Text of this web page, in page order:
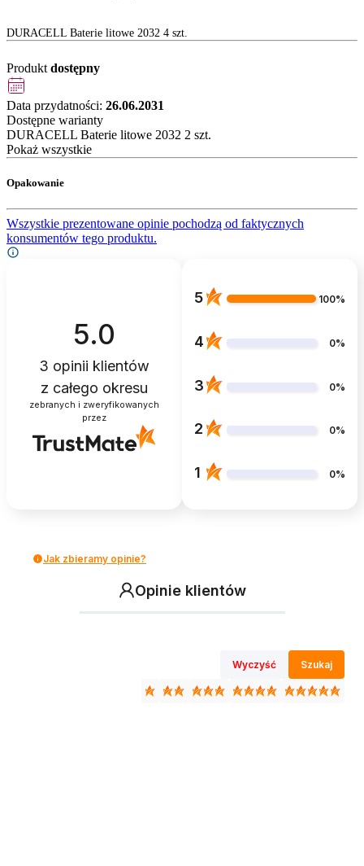
DURACELL Baterie litowe 2032 4 szt.
Produkt dostępny
Data przydatności: 26.06.2031
Dostępne warianty
DURACELL Baterie litowe 2032 2 szt.
Pokaż wszystkie
Opakowanie
Wszystkie prezentowane opinie pochodzą od faktycznych
konsumentów tego produktu.
5.0
3 opinii klientów
z całego okresu
zebranych i zweryfikowanych
przez
5 100%
4 0%
3 0%
2 0%
1 0%
Jak zbieramy opinie?
Opinie klientów
Wyczyść Szukaj